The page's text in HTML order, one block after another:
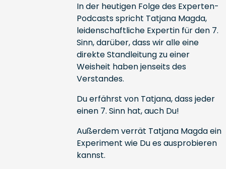
In der heutigen Folge des Experten-
Podcasts spricht Tatjana Magda,
leidenschaftliche Expertin für den 7.
Sinn, darüber, dass wir alle eine
direkte Standleitung zu einer
Weisheit haben jenseits des
Verstandes.
Du erfährst von Tatjana, dass jeder
einen 7. Sinn hat, auch Du!
Außerdem verrät Tatjana Magda ein
Experiment wie Du es ausprobieren
kannst.